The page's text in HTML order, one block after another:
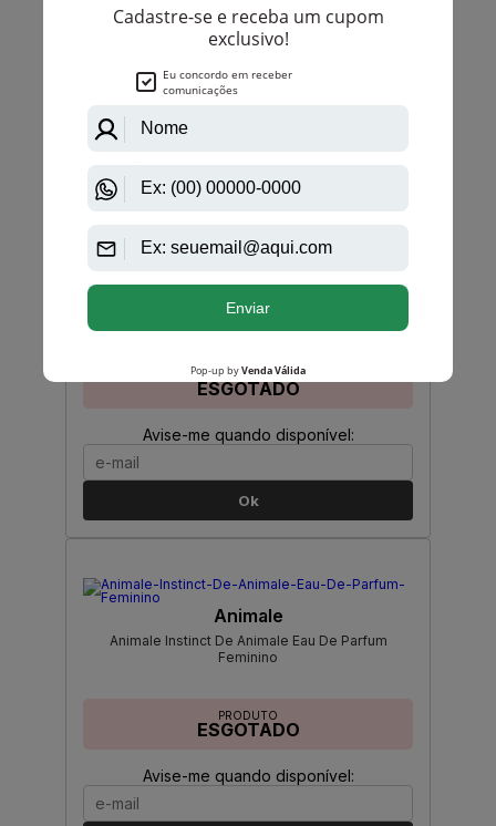
PRODUTO
ESGOTADO
Avise-me quando disponível:
Animale Instinct Homme De Animale Eau De
Toilette Masculino
PRODUTO
ESGOTADO
Avise-me quando disponível:
Ok
Animale
Animale Instinct De Animale Eau De Parfum
Feminino
PRODUTO
ESGOTADO
Avise-me quando disponível: